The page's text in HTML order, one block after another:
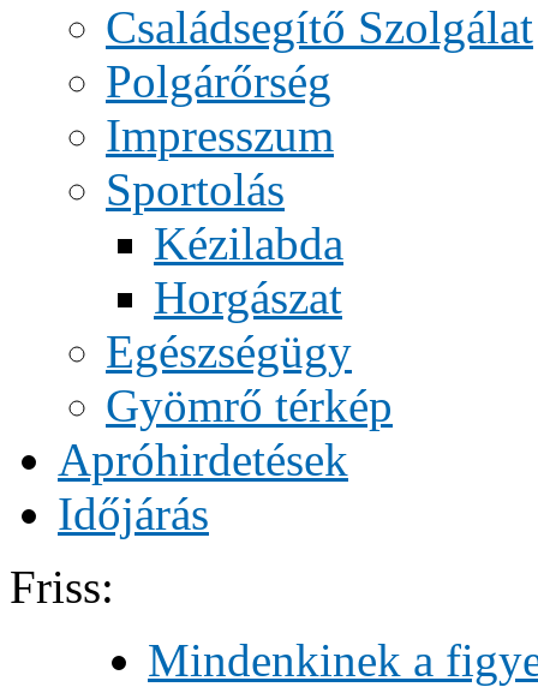
Családsegítő Szolgálat
Polgárőrség
Impresszum
Sportolás
Kézilabda
Horgászat
Egészségügy
Gyömrő térkép
Apróhirdetések
Időjárás
Friss:
Mindenkinek a